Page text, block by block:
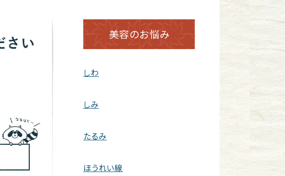
美容のお悩み
しわ
しみ
たるみ
ほうれい線